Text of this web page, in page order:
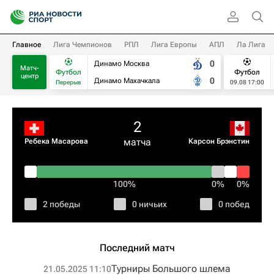
Главное Лига Чемпионов РПЛ Лига Европы АПЛ Ла Лига
Матч-
центр
Футбол
Перерыв
Динамо Москва
Динамо Махачкала
0
0
Футбол
09.08 17:00
Ребека Масарова
2
матча Карсон Брэнстин
100% 0% 0%
2 победы 0 ничьих 0 побед
Последний матч
21.05.2025 11:10Турниры Большого шлема